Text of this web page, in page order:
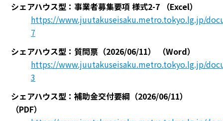
シェアハウス型：事業者募集要項 様式2-7
（Excel）
https://www.juutakuseisaku.metro.tokyo.lg.jp/
7
シェアハウス型：質問票（2026/06/11）
（Word）
https://www.juutakuseisaku.metro.tokyo.lg.jp/
3
シェアハウス型：補助金交付要綱（2026/06/11）
（PDF）